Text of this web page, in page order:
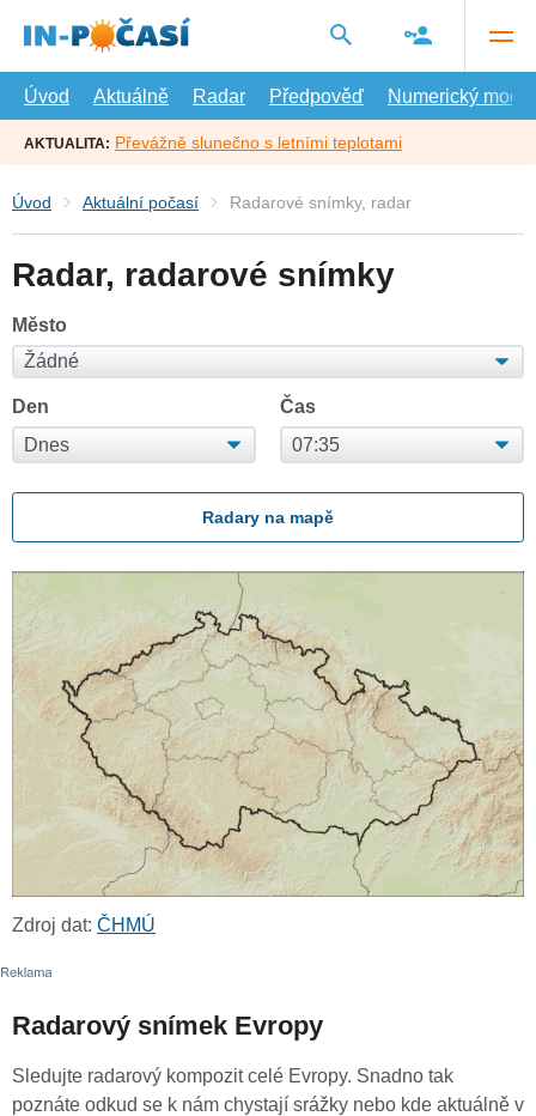
hlavní
Úvod
Aktuálně Radar Předpověď Numerický model
AKTUALITA: Převážně slunečno s letními teplotami
Úvod Aktuální počasí Radarové snímky, radar
Radar, radarové snímky
Město
Den Čas
Radary na mapě
Zdroj dat: ČHMÚ
Radarový snímek Evropy
Sledujte radarový kompozit celé Evropy. Snadno tak
poznáte odkud se k nám chystají srážky nebo kde aktuálně v